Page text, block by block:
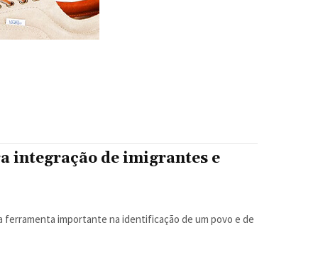
integração de imigrantes e
ferramenta importante na identificação de um povo e de